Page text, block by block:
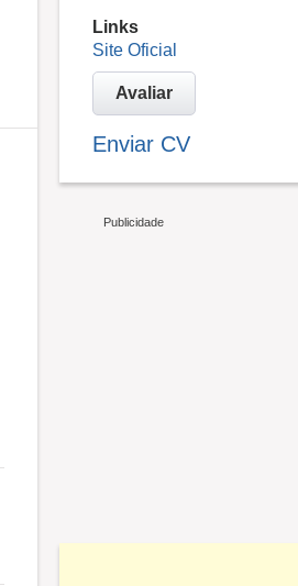
Links
Site Oficial
Avaliar
Enviar CV